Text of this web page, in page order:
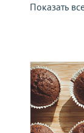
Показать